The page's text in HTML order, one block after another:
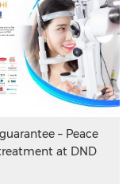
– Peace
at DND